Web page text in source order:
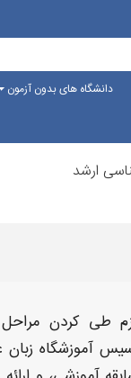
دانشگاه های بدون آزمون
ارشد
طی کردن مراحل
آموزشگاه زبان